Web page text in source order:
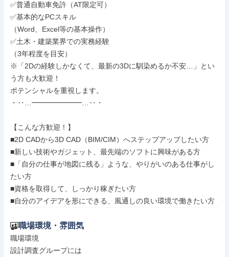
✅普通自動車免許（AT限定可）
✅基本的なPCスキル
（Word、Excel等の基本操作）
✅土木・建築業界での実務経験
（3年程度を目安）
※「2Dの経験しかなくて、最新の3Dに馴染めるか不安…」とい
う方も大歓迎！
ポテンシャルを重視します。
・‥…━━━━━━━…‥・
【こんな方歓迎！】
■2D CADから3D CAD（BIM/CIM）へステップアップしたい方
■新しい技術やガジェット、最先端のソフトに興味がある方
■「自分の仕事が地図に残る」ような、やりがいのある仕事がし
たい方
■資格を取得して、しっかり稼ぎたい方
■自分のアイデアを形にできる、風通しの良い環境で働きたい方
職場環境・雰囲気
職場環境
設計調査グループには